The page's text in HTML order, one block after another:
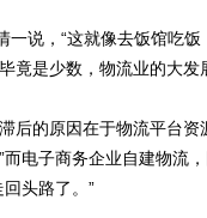
说，“这就像去饭馆吃饭
竟是少数，物流业的大发
的原因在于物流平台资
电子商务企业自建物流
头路了。”